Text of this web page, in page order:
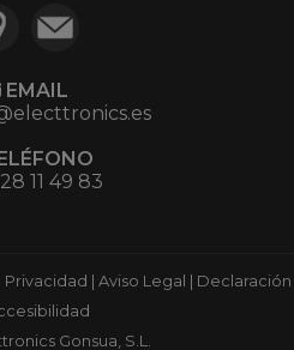
EMAIL
11 49 83
Aviso Legal
Declaración
Gonsua, S.L.